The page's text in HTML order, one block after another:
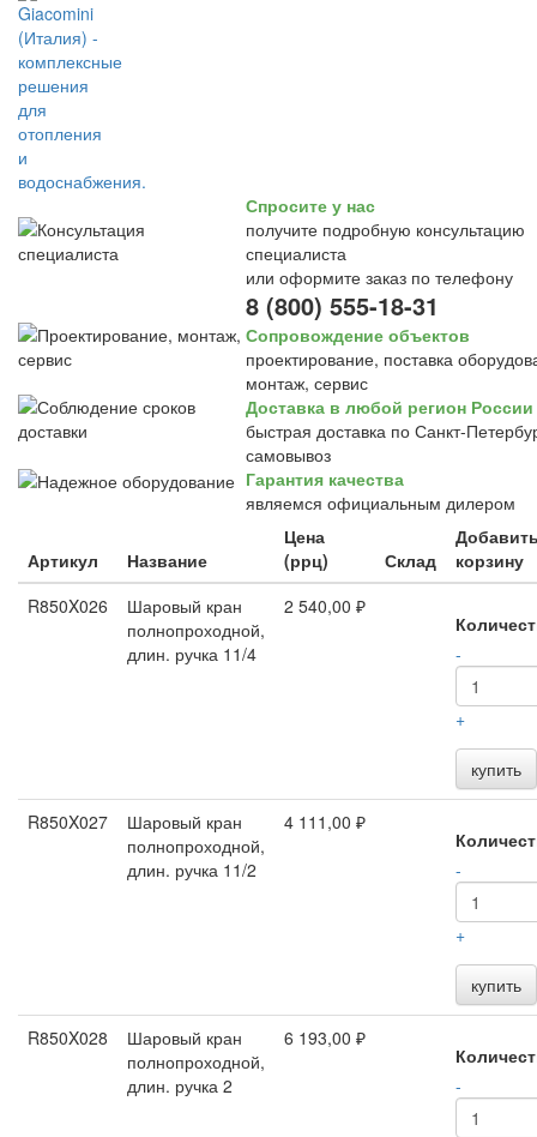
Спросите у нас
получите подробную консультацию
специалиста
или оформите заказ по телефону
8 (800) 555-18-31
Сопровождение объектов
проектирование, поставка
монтаж, сервис
Доставка в любой регион России
быстрая доставка по Санкт-
самовывоз
Гарантия качества
являемся официальным дилером
Артикул Название
Цена
(ррц)
Склад
корзину
R850X026
Шаровый кран
полнопроходной,
длин. ручка 11/4
2 540,00 ₽
-
+
купить
R850X027
Шаровый кран
полнопроходной,
длин. ручка 11/2
4 111,00 ₽
-
+
купить
R850X028
Шаровый кран
полнопроходной,
длин. ручка 2
6 193,00 ₽
-